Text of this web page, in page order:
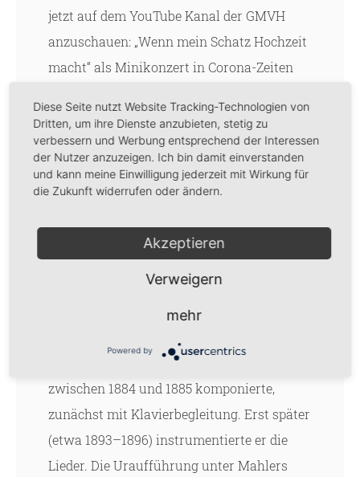
jetzt auf dem YouTube Kanal der GMVH
anzuschauen: „Wenn mein Schatz Hochzeit
macht“ als Minikonzert in Corona-Zeiten
https://www.youtube.com/watch?
v=rY52V8uxCcw&feature=youtu.be
Zachariah Kariithi (Bariton)und
"Lieder eines fahrenden Gesellen" von
Gustav Mahler im Lichtwarksaal in
Mahlers erster Liederzyklus, den er
zwischen 1884 und 1885 komponierte,
zunächst mit Klavierbegleitung. Erst später
(etwa 1893–1896) instrumentierte er die
Lieder. Die Uraufführung unter Mahlers
Diese Seite nutzt Website Tracking-Technologien von
Dritten, um ihre Dienste anzubieten, stetig zu
verbessern und Werbung entsprechend der Interessen
der Nutzer anzuzeigen. Ich bin damit einverstanden
und kann meine Einwilligung jederzeit mit Wirkung für
die Zukunft widerrufen oder ändern.
Akzeptieren
Verweigern
mehr
Powered by